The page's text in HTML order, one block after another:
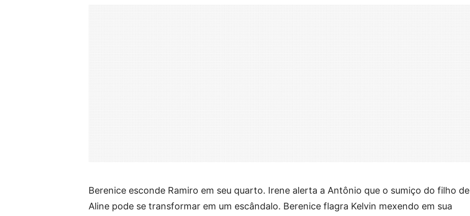
Berenice esconde Ramiro em seu quarto. Irene alerta a Antônio que o sumiço do filho de
Aline pode se transformar em um escândalo. Berenice flagra Kelvin mexendo em sua